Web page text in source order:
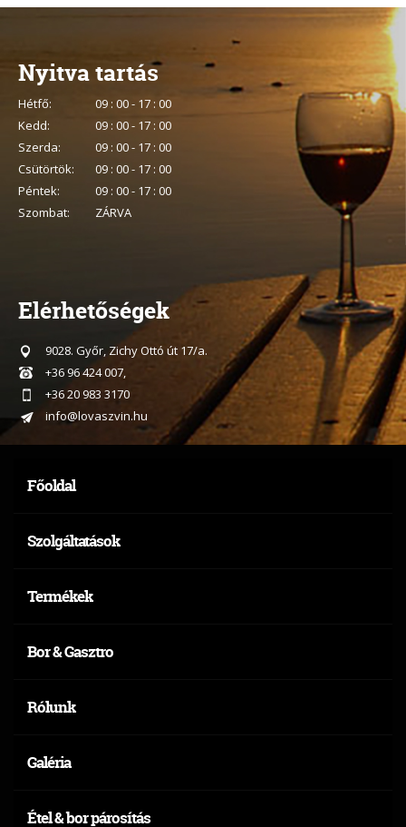
Nyitva tartás
Hétfő:
09 : 00 - 17 : 00
Kedd:
09 : 00 - 17 : 00
Szerda:
09 : 00 - 17 : 00
Csütörtök:
09 : 00 - 17 : 00
Péntek:
09 : 00 - 17 : 00
Szombat:
ZÁRVA
Elérhetőségek
9028. Győr, Zichy Ottó út 17/a.
+36 96 424 007,
+36 20 983 3170
info@lovaszvin.hu
Főoldal
Szolgáltatások
Termékek
Bor & Gasztro
Rólunk
Galéria
Étel & bor párosítás